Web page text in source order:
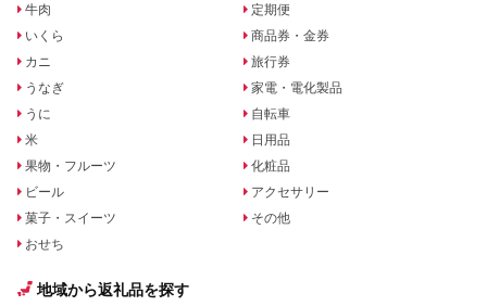
牛肉
いくら
カニ
うなぎ
うに
米
果物・フルーツ
ビール
菓子・スイーツ
おせち
定期便
商品券・金券
旅行券
家電・電化製品
自転車
日用品
化粧品
アクセサリー
その他
地域から返礼品を探す